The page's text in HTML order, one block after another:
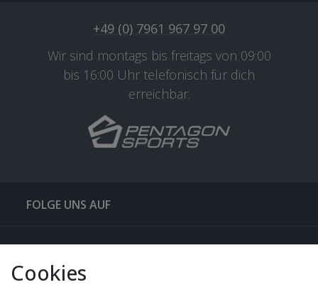
+49 (0) 7961 967 97 00
Wir sind montags bis freitags von 09:00
bis 16:00 Uhr telefonisch für dich
erreichbar.
FOLGE UNS AUF
QUICKLINKS & TIPPS
Cookies